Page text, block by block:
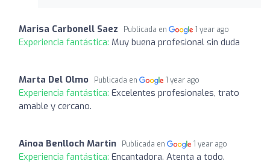
Marisa Carbonell Saez Publicada en 1 year ago
Experiencia fantástica: Muy buena profesional sin duda
Marta Del Olmo Publicada en 1 year ago
Experiencia fantástica: Excelentes profesionales, trato
amable y cercano.
Ainoa Benlloch Martin Publicada en 1 year ago
Experiencia fantástica: Encantadora. Atenta a todo.